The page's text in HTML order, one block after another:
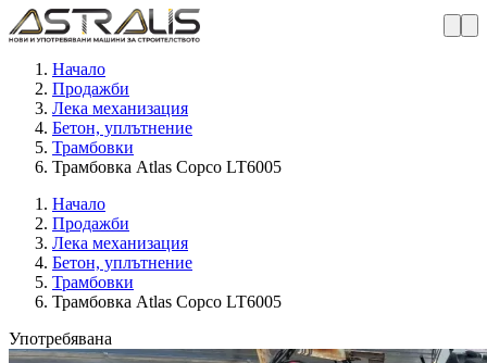
Начало
Продажби
Лека механизация
Бетон, уплътнение
Трамбовки
Трамбовка Atlas Copco LT6005
Начало
Продажби
Лека механизация
Бетон, уплътнение
Трамбовки
Трамбовка Atlas Copco LT6005
Употребявана